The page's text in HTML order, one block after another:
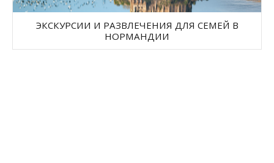
ЭКСКУРСИИ И РАЗВЛЕЧЕНИЯ ДЛЯ СЕМЕЙ В
НОРМАНДИИ